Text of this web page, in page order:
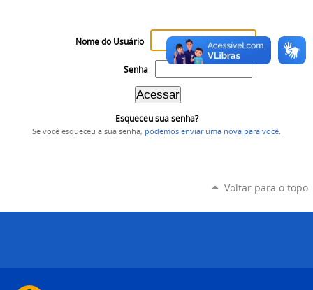
Nome do Usuário
Senha
Esqueceu sua senha?
Se você esqueceu a sua senha, podemos enviar uma nova para você
Voltar para o topo